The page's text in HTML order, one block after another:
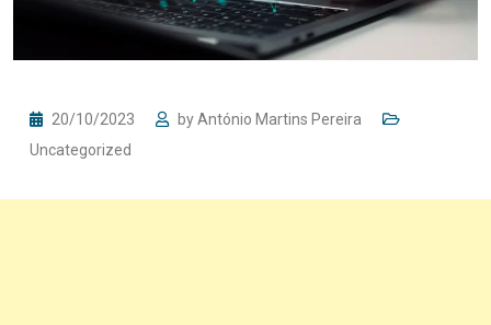
20/10/2023 byAntónio Martins Pereira
Uncategorized